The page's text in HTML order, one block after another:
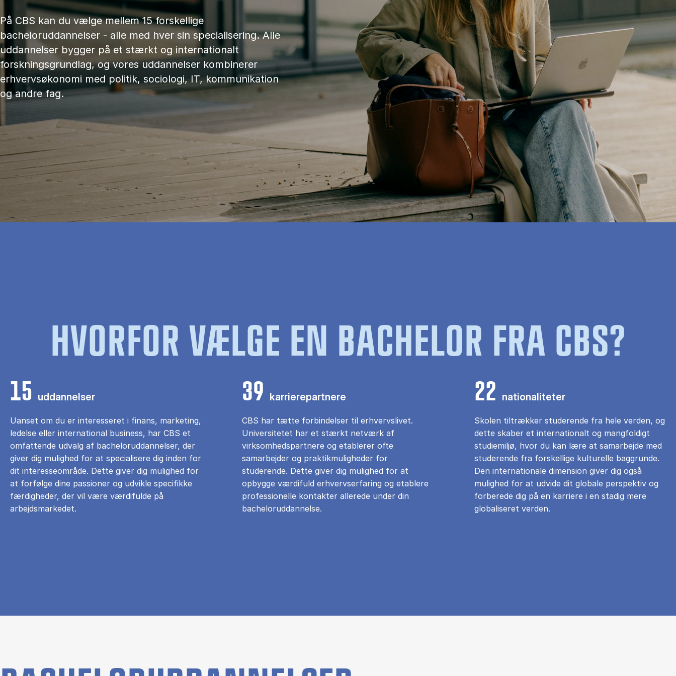
På CBS kan du vælge mellem 15 forskellige
bacheloruddannelser - alle med hver sin specialisering. Alle
uddannelser bygger på et stærkt og internationalt
forskningsgrundlag, og vores uddannelser kombinerer
erhvervsøkonomi med politik, sociologi, IT, kommunikation
og andre fag.
HVORFOR VÆLGE EN BACHELOR FRA CBS?
15 uddannelser
Uanset om du er interesseret i finans, marketing,
ledelse eller international business, har CBS et
omfattende udvalg af bacheloruddannelser, der
giver dig mulighed for at specialisere dig inden for
dit interesseområde. Dette giver dig mulighed for
at forfølge dine passioner og udvikle specifikke
færdigheder, der vil være værdifulde på
arbejdsmarkedet.
39 karrierepartnere
CBS har tætte forbindelser til erhvervslivet.
Universitetet har et stærkt netværk af
virksomhedspartnere og etablerer ofte
samarbejder og praktikmuligheder for
studerende. Dette giver dig mulighed for at
opbygge værdifuld erhvervserfaring og etablere
professionelle kontakter allerede under din
bacheloruddannelse.
22 nationaliteter
Skolen tiltrækker studerende fra hele verden, og
dette skaber et internationalt og mangfoldigt
studiemiljø, hvor du kan lære at samarbejde med
studerende fra forskellige kulturelle baggrunde.
Den internationale dimension giver dig også
mulighed for at udvide dit globale perspektiv og
forberede dig på en karriere i en stadig mere
globaliseret verden.